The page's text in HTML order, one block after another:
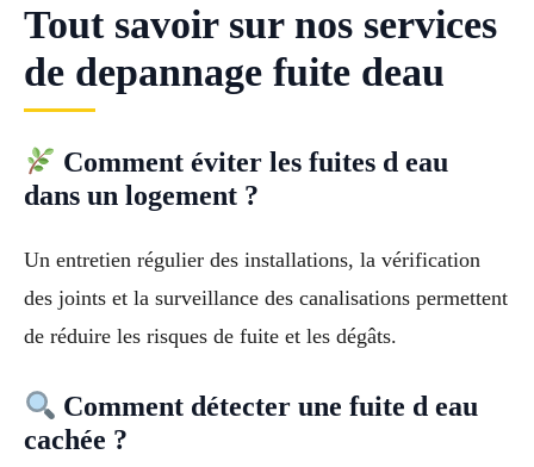
Tout savoir sur nos services
de depannage fuite deau
Comment éviter les fuites d eau
dans un logement ?
Un entretien régulier des installations, la vérification
des joints et la surveillance des canalisations permettent
de réduire les risques de fuite et les dégâts.
Comment détecter une fuite d eau
cachée ?